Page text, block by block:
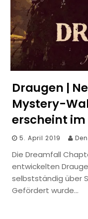
Draugen |
Mystery-
erscheint im
5. April 2019
Die Dreamfall
entwickelten
selbstständig über
Gefördert wurde…